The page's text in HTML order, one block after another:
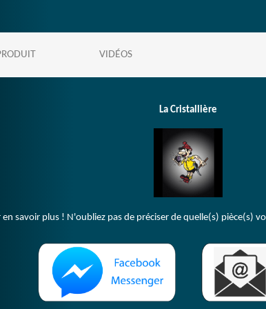
VIDÉOS
La Cristallière
savoir plus ! N'oubliez pas de préciser de quelle(s) pièce(s)